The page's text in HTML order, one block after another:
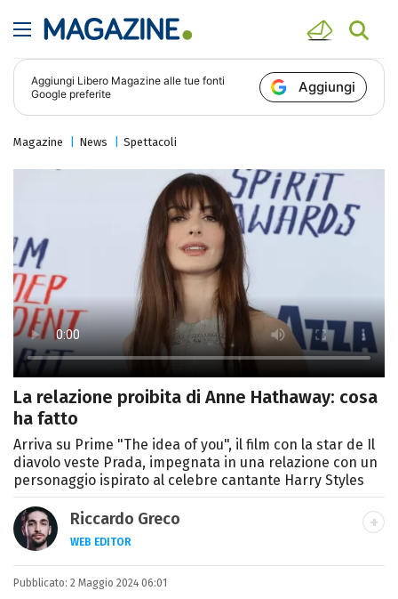
Aggiungi Libero Magazine alle tue fonti
Google preferite
Aggiungi
Magazine News Spettacoli
La relazione proibita di Anne Hathaway: cosa
ha fatto
Arriva su Prime "The idea of you", il film con la star de Il
diavolo veste Prada, impegnata in una relazione con un
personaggio ispirato al celebre cantante Harry Styles
Riccardo Greco
WEB EDITOR
LINKEDIN
Si avvicina all'editoria studiando all'IED
Pubblicato: 2 Maggio 2024 06:01